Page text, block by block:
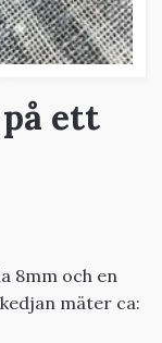
ett
8mm och en
mäter ca: